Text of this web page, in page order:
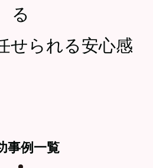
る
せられる安心感
事例一覧